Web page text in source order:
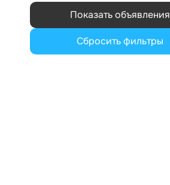
Показать объявления
Сбросить фильтры